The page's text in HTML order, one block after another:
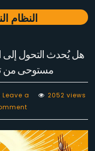
النظام
هل يُحدث التحول إلى
مستوحى من
Leave a
on
هل
يُحدث
التحول
2052 views